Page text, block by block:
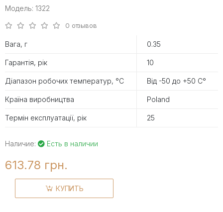
Модель: 1322
0 отзывов
Вага, г 0.35
Гарантія, рік 10
Діапазон робочих температур, °С Від -50 до +50 С°
Країна виробництва Poland
Термін експлуатації, рік 25
Наличие: Есть в наличии
613.78 грн.
КУПИТЬ